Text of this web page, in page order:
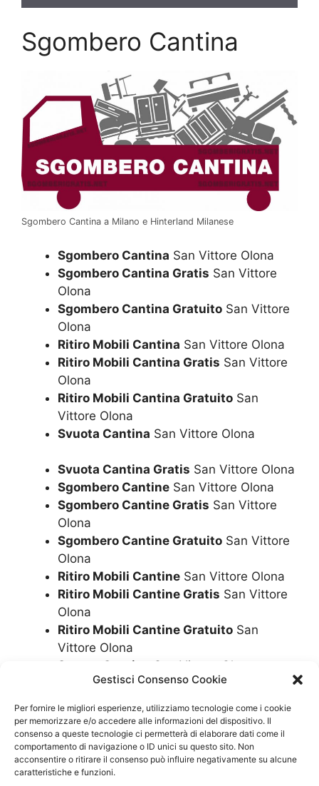
Gestisci Consenso Cookie
Per fornire le migliori esperienze, utilizziamo tecnologie come i cookie
per memorizzare e/o accedere alle informazioni del dispositivo. Il
consenso a queste tecnologie ci permetterà di elaborare dati come il
comportamento di navigazione o ID unici su questo sito. Non
acconsentire o ritirare il consenso può influire negativamente su alcune
caratteristiche e funzioni.
Sgombero Cantina
Sgombero Cantina a Milano e Hinterland Milanese
Sgombero Cantina San Vittore Olona
Sgombero Cantina Gratis San Vittore
Olona
Sgombero Cantina Gratuito San Vittore
Olona
Ritiro Mobili Cantina San Vittore Olona
Ritiro Mobili Cantina Gratis San Vittore
Olona
Ritiro Mobili Cantina Gratuito San
Vittore Olona
Svuota Cantina San Vittore Olona
Svuota Cantina Gratis San Vittore Olona
Sgombero Cantine San Vittore Olona
Sgombero Cantine Gratis San Vittore
Olona
Sgombero Cantine Gratuito San Vittore
Olona
Ritiro Mobili Cantine San Vittore Olona
Ritiro Mobili Cantine Gratis San Vittore
Olona
Ritiro Mobili Cantine Gratuito San
Vittore Olona
Svuota Cantine
San Vittore Olona
Svuota Cantine Gratis San Vittore Olona
SCRIVICI – RICHIEDI ORA IL TUO
SGOMBERO GRATUITO